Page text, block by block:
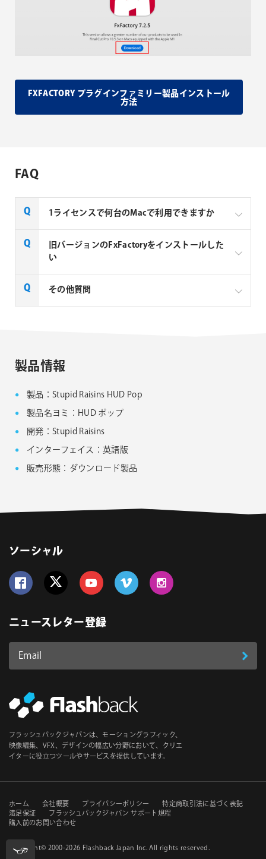
FXFACTORY プラグインファミリー製品インストール
方法
FAQ
1ライセンスで何台のMacで利用できますか
Noise Industries社製品、FxFactory プラグインファミ
リー製品は、1ライセンスにつき1台のMacでのみ使用
旧バージョンのFxFactoryをインストールした
い
FxFactory 旧バージョンインストーラーページよりご
その他質問
製品情報
製品：Stupid Raisins HUD Pop
製品名ヨミ：HUD ポップ
開発：Stupid Raisins
インターフェイス：英語版
販売形態：ダウンロード製品
ソーシャル
ニュースレター登録
Email
ス
必
須
登
フラッシュバックジャパンは、モーショングラフィック、
映像編集、VFX、デザインの幅広い分野において、クリエ
イターに役立つツールやサービスを提供しています。
セ
カ
ン
ホーム 会社概要 プライバシーポリシー
特定商取引法に基づく表記
満足保証
フラッシュバックジャパン サポート規程
購入前のお問い合わせ
Copyright© 2000-2026 Flashback Japan Inc. All rights reserved.